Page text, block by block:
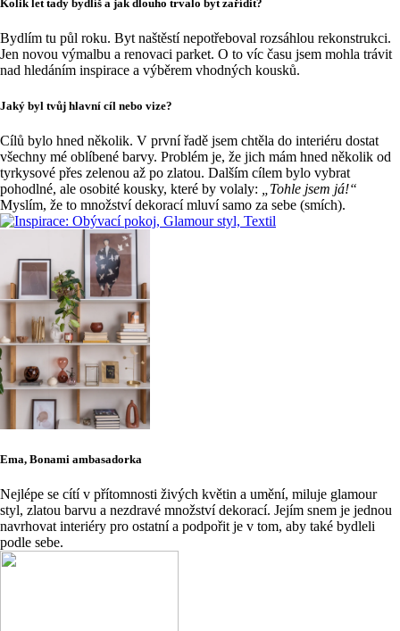
Kolik let tady bydlíš a jak dlouho trvalo byt zařídit?
Bydlím tu půl roku. Byt naštěstí nepotřeboval rozsáhlou rekonstrukci.
Jen novou výmalbu a renovaci parket. O to víc času jsem mohla trávit
nad hledáním inspirace a výběrem vhodných kousků.
Jaký byl tvůj hlavní cíl nebo vize?
Cílů bylo hned několik. V první řadě jsem chtěla do interiéru dostat
všechny mé oblíbené barvy. Problém je, že jich mám hned několik od
tyrkysové přes zelenou až po zlatou. Dalším cílem bylo vybrat
pohodlné, ale osobité kousky, které by volaly:
„Tohle jsem já!“
Myslím, že to množství dekorací mluví samo za sebe (smích).
Ema, Bonami ambasadorka
Nejlépe se cítí v přítomnosti živých květin a umění, miluje glamour
styl, zlatou barvu a nezdravé množství dekorací. Jejím snem je jednou
navrhovat interiéry pro ostatní a podpořit je v tom, aby také bydleli
podle sebe.